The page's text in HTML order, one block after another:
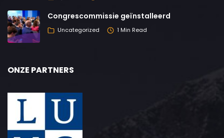
Congrescommissie geïnstalleerd
Uncategorized 1 Min Read
ONZE PARTNERS